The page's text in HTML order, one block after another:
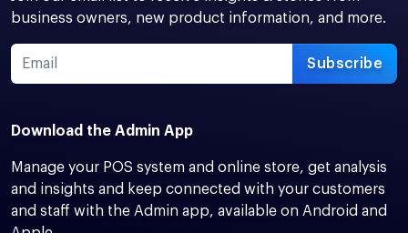
business owners, new product information, and more.
Subscribe
Download the Admin App
Manage your POS system and online store, get analysis
and insights and keep connected with your customers
and staff with the Admin app, available on Android and